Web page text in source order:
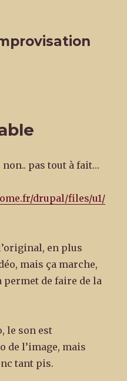
non.. pas tout à fait…
drupal/files/u1/
en plus
mais ça marche,
permet de faire de la
le son est
de l’image, mais
tant pis.